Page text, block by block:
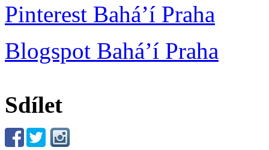
Pinterest Bahá’í Praha
Blogspot Bahá’í Praha
Sdílet